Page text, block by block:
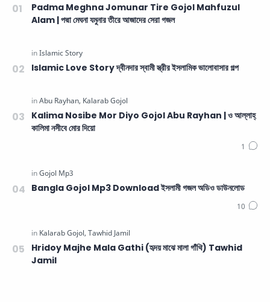
Padma Meghna Jomunar Tire Gojol Mahfuzul
Alam | পদ্মা মেঘনা যমুনার তীরে আজাদের সেরা গজল
Islamic Love Story দ্বীনদার স্বামী স্ত্রীর ইসলামিক ভালোবাসার গল্প
Kalima Nosibe Mor Diyo Gojol Abu Rayhan | ও আল্লাহ্‌
কালিমা নসীবে মোর দিয়ো
Bangla Gojol Mp3 Download ইসলামী গজল অডিও ডাউনলোড
Hridoy Majhe Mala Gathi (হৃদয় মাঝে মালা গাঁথি) Tawhid
Jamil